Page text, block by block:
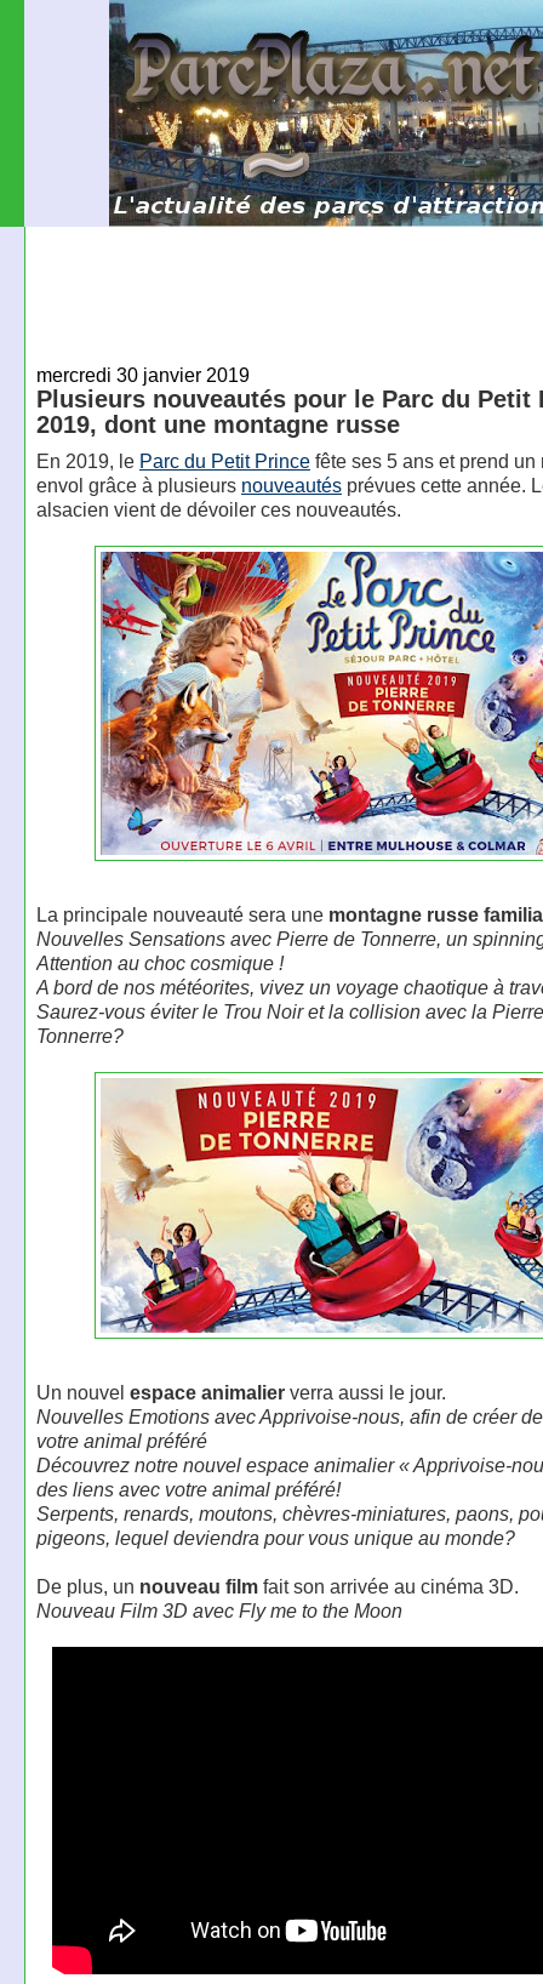
mercredi 30 janvier 2019
Plusieurs nouveautés pour le Parc du Petit
2019, dont une montagne russe
En 2019, le Parc du Petit Princefête ses 5 ans et prend un
envol grâce à plusieurs nouveautésprévues cette année.
alsacien vient de dévoiler ces nouveautés.
La principale nouveauté sera une montagne russe
Nouvelles Sensations avec Pierre de Tonnerre, un
Attention au choc cosmique !
A bord de nos météorites, vivez un voyage chaotique à
Saurez-vous éviter le Trou Noir et la collision avec la
Tonnerre?
Un nouvel espace animalierverra aussi le jour.
Nouvelles Emotions avec Apprivoise-nous, afin de créer
votre animal préféré
Découvrez notre nouvel espace animalier « Apprivoise-
des liens avec votre animal préféré!
Serpents, renards, moutons, chèvres-miniatures, paons,
pigeons, lequel deviendra pour vous unique au monde?
De plus, un nouveau filmfait son arrivée au cinéma 3D.
Nouveau Film 3D avec Fly me to the Moon